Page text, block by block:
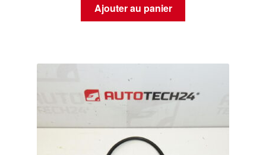
Ajouter au panier